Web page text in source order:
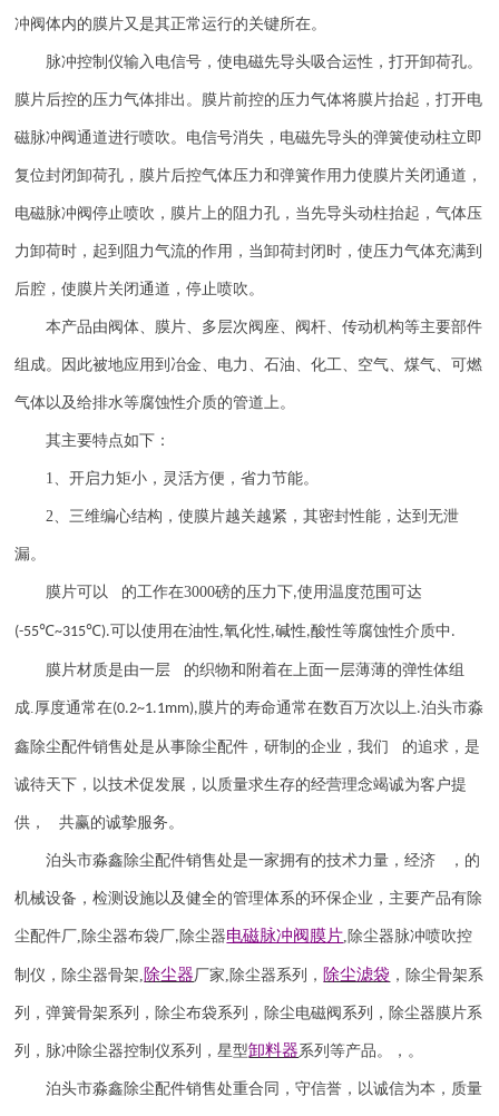
冲阀体内的膜片又是其正常运行的关键所在。
脉冲控制仪输入电信号，使电磁先导头吸合运性，打开卸荷孔。
膜片后控的压力气体排出。膜片前控的压力气体将膜片抬起，打开电
磁脉冲阀通道进行喷吹。电信号消失，电磁先导头的弹簧使动柱立即
复位封闭卸荷孔，膜片后控气体压力和弹簧作用力使膜片关闭通道，
电磁脉冲阀停止喷吹，膜片上的阻力孔，当先导头动柱抬起，气体压
力卸荷时，起到阻力气流的作用，当卸荷封闭时，使压力气体充满到
后腔，使膜片关闭通道，停止喷吹。
本产品由阀体、膜片、多层次阀座、阀杆、传动机构等主要部件
组成。因此被地应用到冶金、电力、石油、化工、空气、煤气、可燃
气体以及给排水等腐蚀性介质的管道上。
其主要特点如下：
1、开启力矩小，灵活方便，省力节能。
2、三维编心结构，使膜片越关越紧，其密封性能，达到无泄
漏。
膜片可以 的工作在3000磅的压力下,使用温度范围可达
(-55℃~315℃).可以使用在油性,氧化性,碱性,酸性等腐蚀性介质中 .
膜片材质是由一层 的织物和附着在上面一层薄薄的弹性体组
成.厚度通常在(0.2~1.1mm),膜片的寿命通常在数百万次以上.泊头市淼
鑫除尘配件销售处是从事除尘配件，研制的企业，我们 的追求，是
诚待天下，以技术促发展，以质量求生存的经营理念竭诚为客户提
供， 共赢的诚挚服务。
泊头市淼鑫除尘配件销售处是一家拥有的技术力量，经济 ，的
机械设备，检测设施以及健全的管理体系的环保企业，主要产品有除
尘配件厂, 除尘器布袋厂, 除尘器电磁脉冲阀膜片, 除尘器脉冲喷吹控
制仪 ， 除尘器骨架,除尘器厂家, 除尘器系列， 除尘滤袋 ，除尘骨架系
列，弹簧骨架系列，除尘布袋系列，除尘电磁阀系列，除尘器膜片系
列，脉冲除尘器控制仪系列，星型卸料器系列等产品。，。
泊头市淼鑫除尘配件销售处重合同，守信誉，以诚信为本，质量